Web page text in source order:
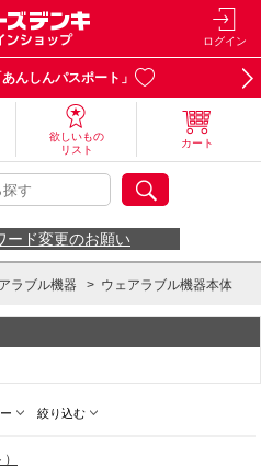
ログイン
んしんパスポート」
欲しいもの
リスト
カート
ード変更のお願い
ラブル機器 > ウェアラブル機器本体
絞り込む